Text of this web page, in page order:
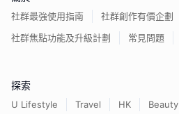
社群最強使用指南
社群創作有價企劃
社群焦點功能及升級計劃
常見問題
探索
U Lifestyle Travel HK Beauty